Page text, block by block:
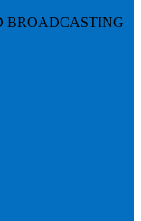
BROADCASTING